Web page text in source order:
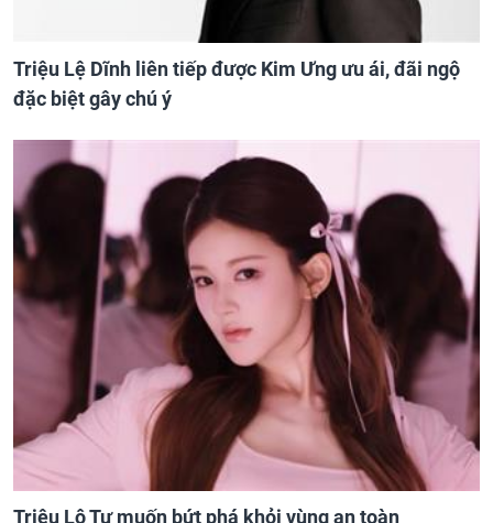
Triệu Lệ Dĩnh liên tiếp được Kim Ưng ưu ái, đãi ngộ
đặc biệt gây chú ý
Triệu Lộ Tư muốn bứt phá khỏi vùng an toàn